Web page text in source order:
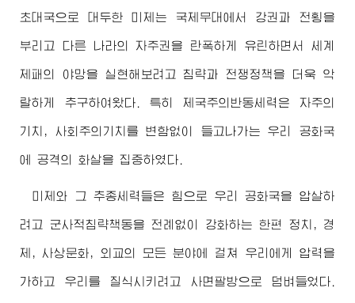
초대국으로 대두한 미제는 국제무대에서 강권과 전횡을
부리고 다른 나라의 자주권을 란폭하게 유린하면서 세계
제패의 야망을 실현해보려고 침략과 전쟁정책을 더욱 악
랄하게 추구하여왔다. 특히 제국주의반동세력은 자주의
기치, 사회주의기치를 변함없이 들고나가는 우리 공화국
에 공격의 화살을 집중하였다.
미제와 그 추종세력들은 힘으로 우리 공화국을 압살하
려고 군사적침략책동을 전례없이 강화하는 한편 정치, 경
제, 사상문화, 외교의 모든 분야에 걸쳐 우리에게 압력을
가하고 우리를 질식시키려고 사면팔방으로 덤벼들었다.